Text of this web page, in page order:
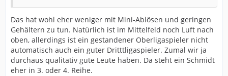
Das hat wohl eher weniger mit Mini-Ablösen und geringen
Gehältern zu tun. Natürlich ist im Mittelfeld noch Luft nach
oben, allerdings ist ein gestandener Oberligaspieler nicht
automatisch auch ein guter Dritttligaspieler. Zumal wir ja
durchaus qualitativ gute Leute haben. Da steht ein Schmidt
eher in 3. oder 4. Reihe.